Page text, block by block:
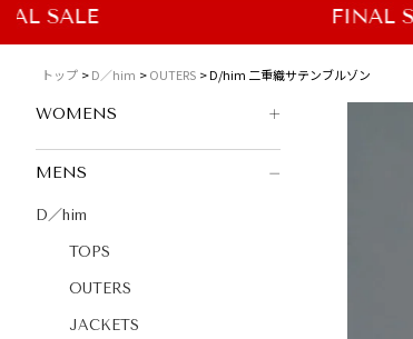
トップ D／him OUTERS D/him 二重織サテンブルゾン
WOMENS
MENS
D／him
TOPS
OUTERS
JACKETS